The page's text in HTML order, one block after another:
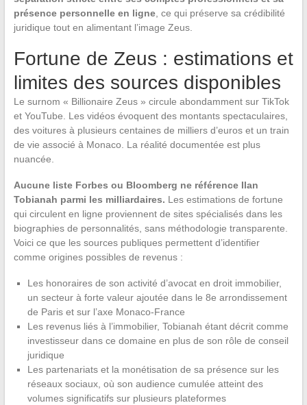
présence personnelle en ligne, ce qui préserve sa crédibilité
juridique tout en alimentant l’image Zeus.
Fortune de Zeus : estimations et
limites des sources disponibles
Le surnom « Billionaire Zeus » circule abondamment sur TikTok
et YouTube. Les vidéos évoquent des montants spectaculaires,
des voitures à plusieurs centaines de milliers d’euros et un train
de vie associé à Monaco. La réalité documentée est plus
nuancée.
Aucune liste Forbes ou Bloomberg ne référence Ilan
Tobianah parmi les milliardaires. Les estimations de fortune
qui circulent en ligne proviennent de sites spécialisés dans les
biographies de personnalités, sans méthodologie transparente.
Voici ce que les sources publiques permettent d’identifier
comme origines possibles de revenus :
Les honoraires de son activité d’avocat en droit immobilier,
un secteur à forte valeur ajoutée dans le 8e arrondissement
de Paris et sur l’axe Monaco-France
Les revenus liés à l’immobilier, Tobianah étant décrit comme
investisseur dans ce domaine en plus de son rôle de conseil
juridique
Les partenariats et la monétisation de sa présence sur les
réseaux sociaux, où son audience cumulée atteint des
volumes significatifs sur plusieurs plateformes